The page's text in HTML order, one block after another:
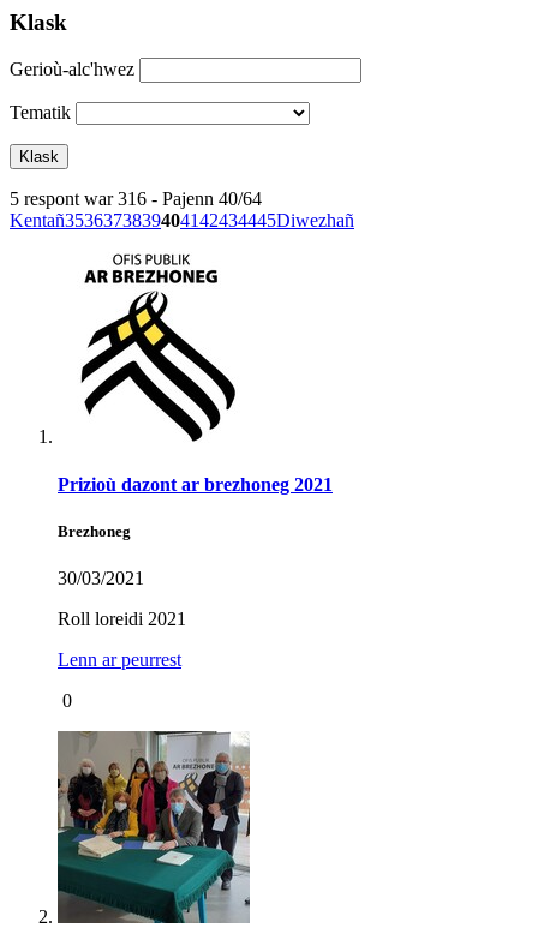
Klask
Gerioù-alc'hwez
Tematik
5 respont war 316 - Pajenn 40/64
Kentañ3536373839404142434445Diwezhañ
Prizioù dazont ar brezhoneg 2021
Brezhoneg
30/03/2021
Roll loreidi 2021
Lenn ar peurrest
0